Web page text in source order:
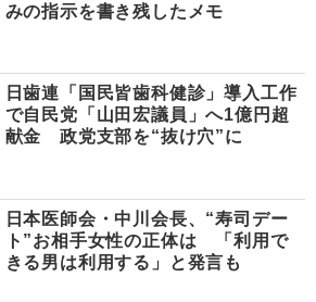
みの指示を書き残したメモ
日歯連「国民皆歯科健診」導入工作
で自民党「山田宏議員」へ1億円超
献金 政党支部を“抜け穴”に
日本医師会・中川会長、“寿司デー
ト”お相手女性の正体は 「利用で
きる男は利用する」と発言も